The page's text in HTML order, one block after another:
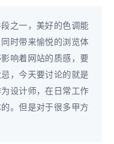
之一，美好的色调能
时带来愉悦的浏览体
响着网站的质感，要
，今天要讨论的就是
设计师，在日常工作
。但是对于很多甲方